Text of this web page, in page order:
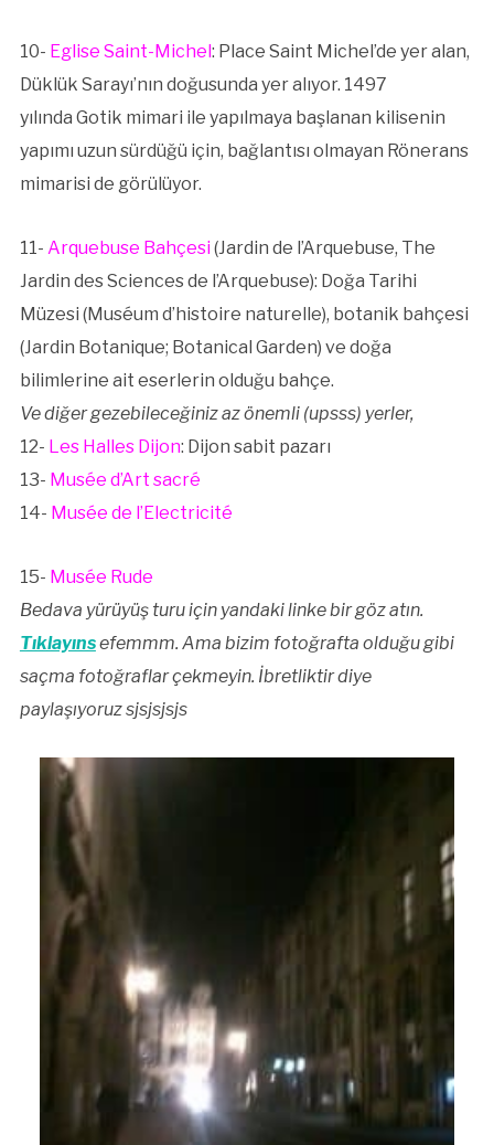
10- Eglise Saint-Michel : Place Saint Michel’de yer alan,
Düklük Sarayı’nın doğusunda yer alıyor. 1497
yılında Gotik mimari ile yapılmaya başlanan kilisenin
yapımı uzun sürdüğü için, bağlantısı olmayan Rönerans
mimarisi de görülüyor.
11- Arquebuse Bahçesi(Jardin de l’Arquebuse, The
Jardin des Sciences de l’Arquebuse): Doğa Tarihi
Müzesi (Muséum d’histoire naturelle), botanik bahçesi
(Jardin Botanique; Botanical Garden) ve doğa
bilimlerine ait eserlerin olduğu bahçe.
Ve diğer gezebileceğiniz az önemli (upsss) yerler,
12- Les Halles Dijon: Dijon sabit pazarı
13- Musée d’Art sacré
14- Musée de l’Electricité
15- Musée Rude
Bedava yürüyüş turu için yandaki linke bir göz atın.
Tıklayınsefemmm. Ama bizim fotoğrafta olduğu gibi
saçma fotoğraflar çekmeyin. İbretliktir diye
paylaşıyoruz sjsjsjsjs